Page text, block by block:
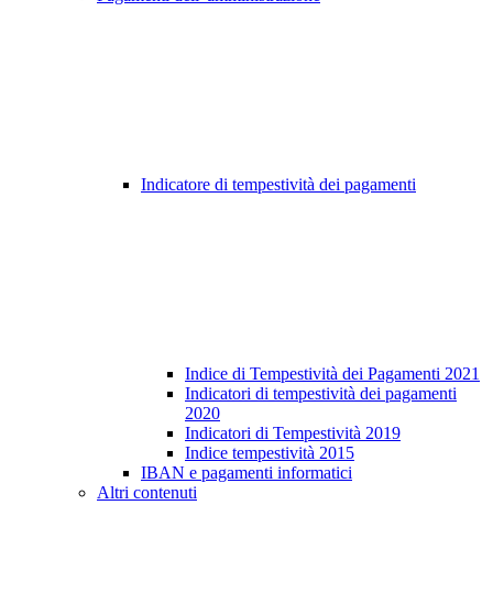
Indicatore di tempestività dei pagamenti
Indice di Tempestività dei Pagamenti 2021
Indicatori di tempestività dei pagamenti
2020
Indicatori di Tempestività 2019
Indice tempestività 2015
IBAN e pagamenti informatici
Altri contenuti